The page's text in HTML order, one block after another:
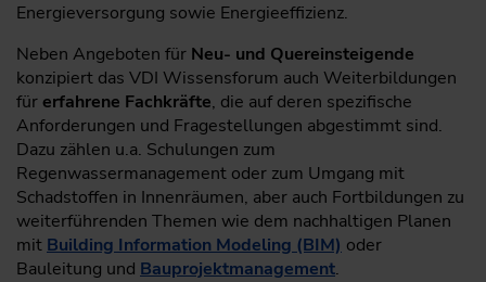
Energieversorgung sowie Energieeffizienz.
Neben Angeboten für Neu- und Quereinsteigende
konzipiert das VDI Wissensforum auch Weiterbildungen
für erfahrene Fachkräfte, die auf deren spezifische
Anforderungen und Fragestellungen abgestimmt sind.
Dazu zählen u.a. Schulungen zum
Regenwassermanagement oder zum Umgang mit
Schadstoffen in Innenräumen, aber auch Fortbildungen zu
weiterführenden Themen wie dem nachhaltigen Planen
mit Building Information Modeling (BIM) oder
Bauleitung und Bauprojektmanagement.